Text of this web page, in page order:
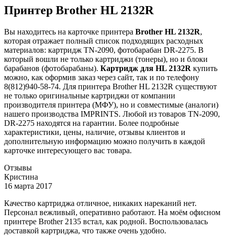
Принтер Brother HL 2132R
Вы находитесь на карточке принтера Brother HL 2132R,
которая отражает полный список подходящих расходных
материалов: картридж TN-2090, фотобарабан DR-2275. В
который вошли не только картриджи (тонеры), но и блоки
барабанов (фотобарабаны). Картридж для HL 2132R купить
можно, как оформив заказ через сайт, так и по телефону
8(812)940-58-74. Для принтера Brother HL 2132R существуют
не только оригинальные картриджи от компании
производителя принтера (МФУ), но и совместимые (аналоги)
нашего производства IMPRINTS. Любой из товаров TN-2090,
DR-2275 находятся на гарантии. Более подробные
характеристики, цены, наличие, отзывы клиентов и
дополнительную информацию можно получить в каждой
карточке интересующего вас товара.
Отзывы
Кристина
16 марта 2017
Качество картриджа отличное, никаких нареканий нет.
Персонал вежливый, оперативно работают. На моём офисном
принтере Brother 2135 встал, как родной. Воспользовалась
доставкой картриджа, что также очень удобно.